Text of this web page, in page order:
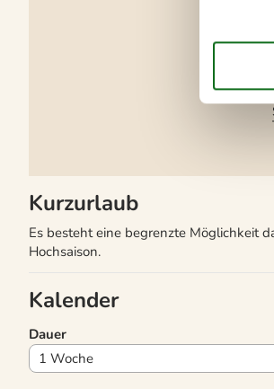
Kurzurlaub
Es besteht eine begrenzte Möglichkeit
Hochsaison.
Kalender
Dauer